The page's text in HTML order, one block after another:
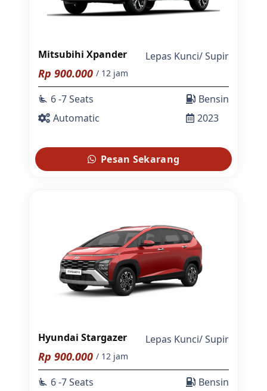
Mitsubihi Xpander Lepas Kunci/Supir
Rp 900.000 / 12 jam
airline_seat_recline_extra 6 -7 Seats
Automatic
Bensin
2023
Pesan Sekarang
Hyundai Stargazer Lepas Kunci/Supir
Rp 900.000 / 12 jam
airline_seat_recline_extra 6 -7 Seats
Bensin